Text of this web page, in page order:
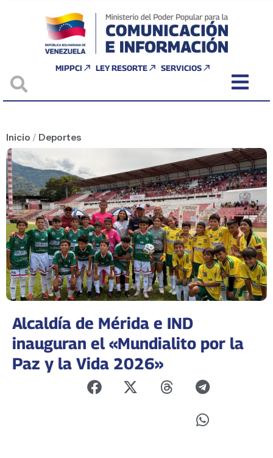
MIPPCI LEY RESORTE SERVICIOS
Inicio / Deportes
Alcaldía de Mérida e IND
inauguran el «Mundialito por la
Paz y la Vida 2026»